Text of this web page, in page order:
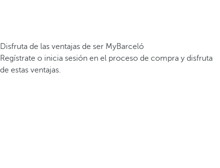
Disfruta de las ventajas de ser MyBarceló
Regístrate o inicia sesión en el proceso de compra y disfruta
de estas ventajas.